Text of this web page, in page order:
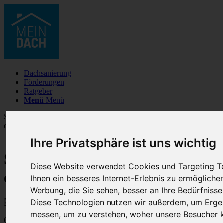
Ihre Privatsphäre ist uns wichtig
Diese Website verwendet Cookies und Targeting
Ihnen ein besseres Internet-Erlebnis zu
Werbung, die Sie sehen, besser an Ihre
Diese Technologien nutzen wir außerdem, um
messen, um zu verstehen, woher unsere Besucher
Dachsanierung
Förderungen
Ratgeber
Menü Menü
Sie sind hier:
energieeffizienter
So machen Sie Ihr altes Dach
energieeffizienter
21. Mai 2023
Ob Hitze oder Kälte, Wind oder Regen – das Dach Ihres Hauses